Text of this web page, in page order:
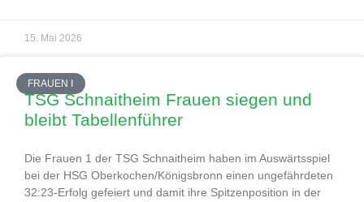
15. Mai 2026
FRAUEN I
TSG Schnaitheim Frauen siegen und
bleibt Tabellenführer
Die Frauen 1 der TSG Schnaitheim haben im Auswärtsspiel
bei der HSG Oberkochen/Königsbronn einen ungefährdeten
32:23-Erfolg gefeiert und damit ihre Spitzenposition in der